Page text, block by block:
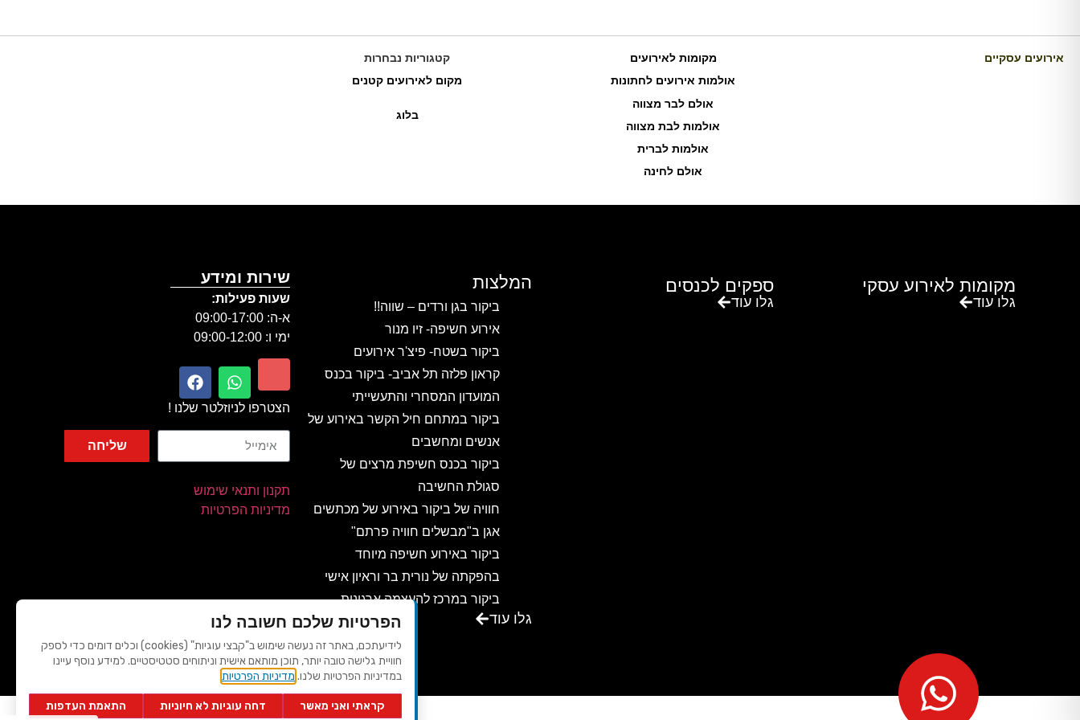
מקום
אירועים עסקיים
מקומות לאירועים
אולמות אירועים לחתונות
אולם לבר מצווה
אולמות לבת מצווה
אולמות לברית
אולם לחינה
קטגוריות נבחרות
מקום לאירועים קטנים
בלוג
מקומות לאירוע עסקי
גלו עוד
ספקים לכנסים
גלו עוד
המלצות
ביקור בגן ורדים – שווה!!
אירוע חשיפה- זיו מנור
ביקור בשטח- פיצ'ר אירועים
קראון פלזה תל אביב- ביקור בכנס
המועדון המסחרי והתעשייתי
ביקור במתחם חיל הקשר באירוע של
אנשים ומחשבים
ביקור בכנס חשיפת מרצים של
סגולת החשיבה
חוויה של ביקור באירוע של מכתשים
אגן ב"מבשלים חוויה פרתם"
ביקור באירוע חשיפה מיוחד
בהפקתה של נורית בר וראיון אישי
ביקור במרכז להעצמה ארגונית
ואישית – שדות ישראל
ביקור באגדת דשא – מקום מהאגדות
ביקור במרכז הכנסים משכנות
גלו עוד
שירות ומידע
שעות פעילות:
א-ה: 09:00-17:00
ימי ו: 09:00-12:00
הצטרפו לניוזלטר שלנו !
שליחה
תקנון ותנאי שימוש
מדיניות הפרטיות
הפרטיות שלכם חשובה לנו
לידיעתכם, באתר זה נעשה שימוש ב"קבצי עוגיות" (cookies) וכלים דומים כדי לספק
חוויית גלישה טובה יותר, תוכן מותאם אישית וניתוחים סטטיסטיים. למידע נוסף עיינו
במדיניות הפרטיות שלנו. מדיניות הפרטיות
קראתי ואני מאשר דחה עוגיות לא חיוניות התאמת העדפות